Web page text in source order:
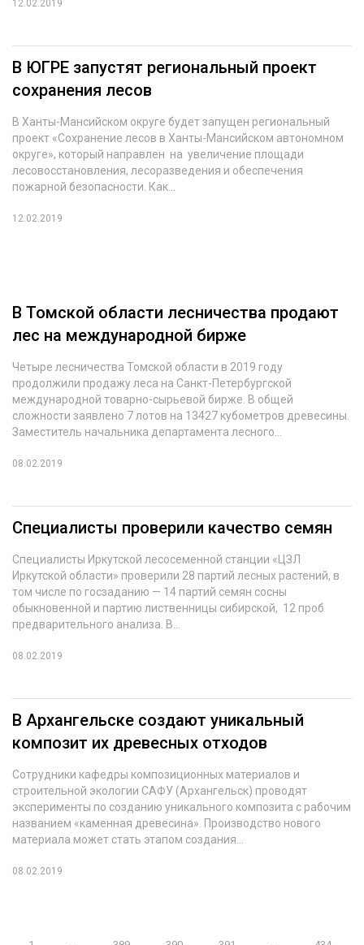
12.02.2019
В ЮГРЕ запустят региональный проект
сохранения лесов
В Ханты-Мансийском округе будет запущен региональный
проект «Сохранение лесов в Ханты-Мансийском автономном
округе», который направлен на увеличение площади
лесовосстановления, лесоразведения и обеспечения
пожарной безопасности. Как...
12.02.2019
В Томской области лесничества продают
лес на международной бирже
Четыре лесничества Томской области в 2019 году
продолжили продажу леса на Санкт-Петербургской
международной товарно-сырьевой бирже. В общей
сложности заявлено 7 лотов на 13427 кубометров древесины.
Заместитель начальника департамента лесного...
08.02.2019
Специалисты проверили качество семян
Специалисты Иркутской лесосеменной станции «ЦЗЛ
Иркутской области» проверили 28 партий лесных растений, в
том числе по госзаданию — 14 партий семян сосны
обыкновенной и партию лиственницы сибирской, 12 проб
предварительного анализа. В...
08.02.2019
В Архангельске создают уникальный
композит их древесных отходов
Сотрудники кафедры композиционных материалов и
строительной экологии САФУ (Архангельск) проводят
эксперименты по созданию уникального композита с рабочим
названием «каменная древесина». Производство нового
материала может стать этапом создания...
08.02.2019